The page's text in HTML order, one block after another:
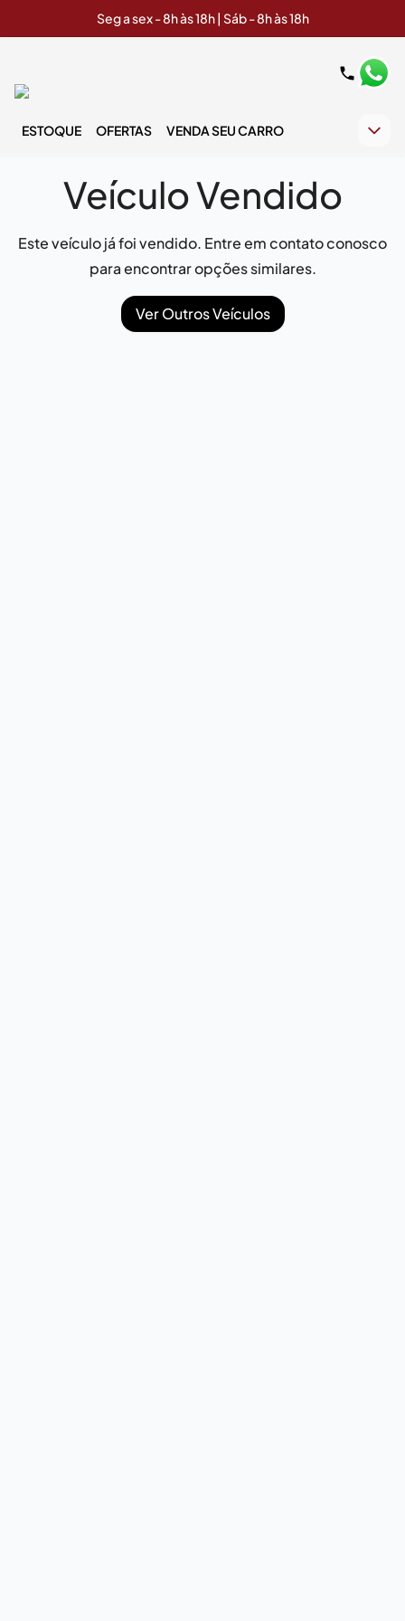
Seg a sex - 8h às 18h | Sáb - 8h às 18h
ESTOQUE OFERTAS VENDA SEU CARRO
Veículo Vendido
Este veículo já foi vendido. Entre em contato conosco
para encontrar opções similares.
Ver Outros Veículos